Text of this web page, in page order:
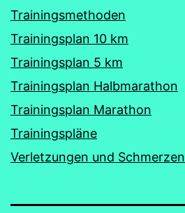
Trainingsmethoden
Trainingsplan 10 km
Trainingsplan 5 km
Trainingsplan Halbmarathon
Trainingsplan Marathon
Trainingspläne
Verletzungen und Schmerzen